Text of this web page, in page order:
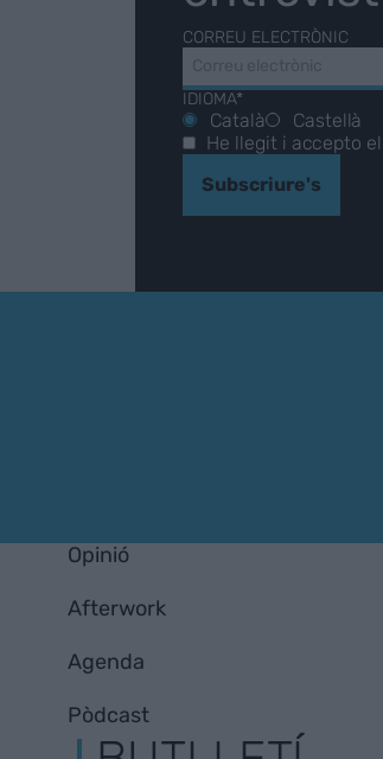
CORREU ELECTRÒNIC
IDIOMA*
Català
Castellà
He llegit i accepto el
Subscriure's
Opinió
Afterwork
Agenda
Pòdcast